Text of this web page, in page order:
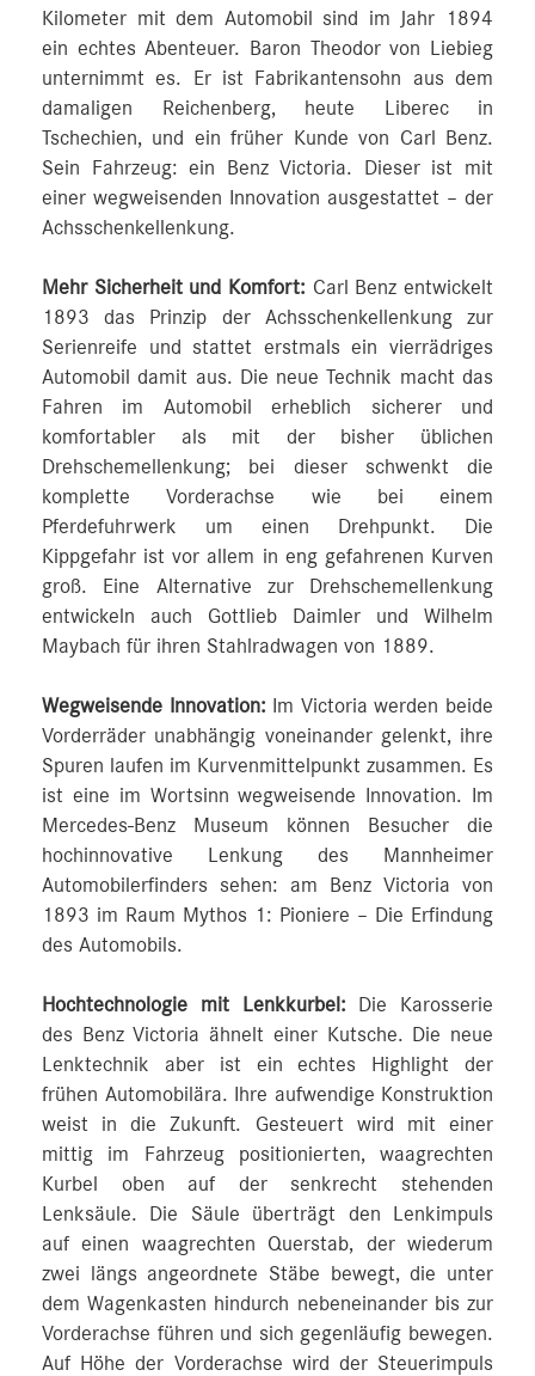
Kilometer mit dem Automobil sind im Jahr 1894
ein echtes Abenteuer. Baron Theodor von Liebieg
unternimmt es. Er ist Fabrikantensohn aus dem
damaligen Reichenberg, heute Liberec in
Tschechien, und ein früher Kunde von Carl Benz.
Sein Fahrzeug: ein Benz Victoria. Dieser ist mit
einer wegweisenden Innovation ausgestattet – der
Achsschenkellenkung.
Mehr Sicherheit und Komfort: Carl Benz entwickelt
1893 das Prinzip der Achsschenkellenkung zur
Serienreife und stattet erstmals ein vierrädriges
Automobil damit aus. Die neue Technik macht das
Fahren im Automobil erheblich sicherer und
komfortabler als mit der bisher üblichen
Drehschemellenkung; bei dieser schwenkt die
komplette Vorderachse wie bei einem
Pferdefuhrwerk um einen Drehpunkt. Die
Kippgefahr ist vor allem in eng gefahrenen Kurven
groß. Eine Alternative zur Drehschemellenkung
entwickeln auch Gottlieb Daimler und Wilhelm
Maybach für ihren Stahlradwagen von 1889.
Wegweisende Innovation: Im Victoria werden beide
Vorderräder unabhängig voneinander gelenkt, ihre
Spuren laufen im Kurvenmittelpunkt zusammen. Es
ist eine im Wortsinn wegweisende Innovation. Im
Mercedes-Benz Museum können Besucher die
hochinnovative Lenkung des Mannheimer
Automobilerfinders sehen: am Benz Victoria von
1893 im Raum Mythos 1: Pioniere – Die Erfindung
des Automobils.
Hochtechnologie mit Lenkkurbel: Die Karosserie
des Benz Victoria ähnelt einer Kutsche. Die neue
Lenktechnik aber ist ein echtes Highlight der
frühen Automobilära. Ihre aufwendige Konstruktion
weist in die Zukunft. Gesteuert wird mit einer
mittig im Fahrzeug positionierten, waagrechten
Kurbel oben auf der senkrecht stehenden
Lenksäule. Die Säule überträgt den Lenkimpuls
auf einen waagrechten Querstab, der wiederum
zwei längs angeordnete Stäbe bewegt, die unter
dem Wagenkasten hindurch nebeneinander bis zur
Vorderachse führen und sich gegenläufig bewegen.
Auf Höhe der Vorderachse wird der Steuerimpuls